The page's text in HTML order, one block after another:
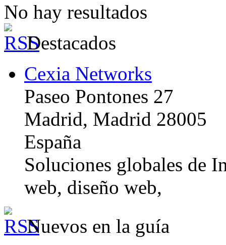
No hay resultados
Destacados
Cexia Networks
Paseo Pontones 27
Madrid, Madrid 28005
España
Soluciones globales de
web, diseño web,
Nuevos en la guía